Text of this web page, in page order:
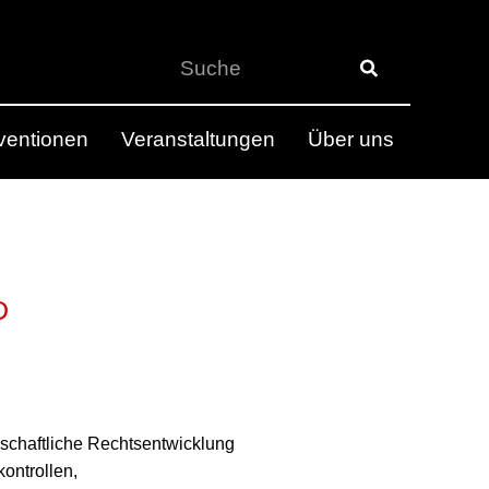
Veranstaltungen Über uns
Rechtsentwicklung